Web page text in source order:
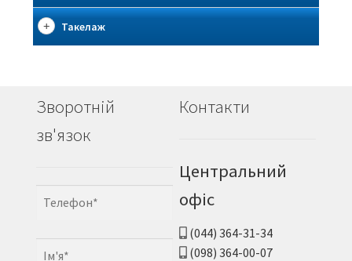
Такелаж
Зворотній
зв'язок
Контакти
Центральний
офіс
(044) 364-31-34
(098) 364-00-07